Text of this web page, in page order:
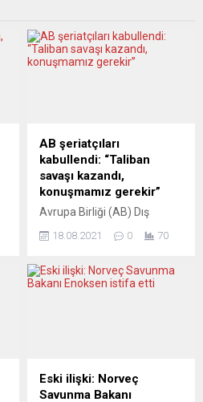
AB şeriatçıları
kabullendi: “Taliban
savaşı kazandı,
konuşmamız gerekir”
Avrupa Birliği (AB) Dış
İlişkiler ve Güvenlik Politikası
Yüksek Temsilcisi Josep
bir işbirliğinin” yeni iktidar
Bakanlarının olağanüstü
video konferans
18.08.2021 0 70
Eski ilişki: Norveç
Savunma Bakanı